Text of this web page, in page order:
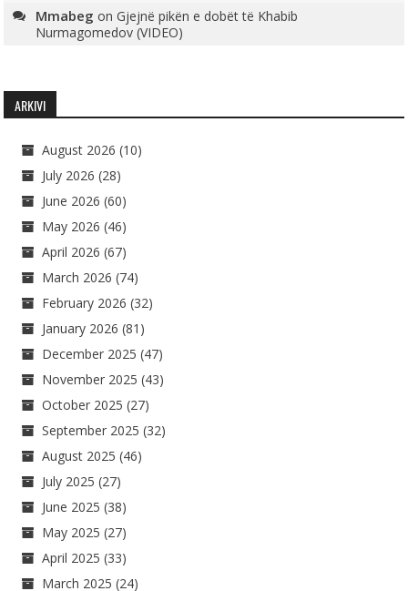
Mmabeg onGjejnë pikën e dobët të Khabib
Nurmagomedov (VIDEO)
ARKIVI
August 2026 (10)
July 2026 (28)
June 2026 (60)
May 2026 (46)
April 2026 (67)
March 2026 (74)
February 2026 (32)
January 2026 (81)
December 2025 (47)
November 2025 (43)
October 2025 (27)
September 2025 (32)
August 2025 (46)
July 2025 (27)
June 2025 (38)
May 2025 (27)
April 2025 (33)
March 2025 (24)